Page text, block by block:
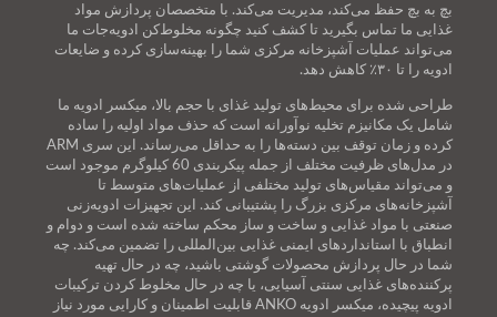
بچ به بچ حفظ می‌کند، مدیریت می‌کند. با متخصصان پردازش مواد
غذایی ما تماس بگیرید تا کشف کنید چگونه مخلوط‌کن ادویه‌جات ما
می‌تواند عملیات آشپزخانه مرکزی شما را بهینه‌سازی کرده و ضایعات
ادویه را تا ۳۰٪ کاهش دهد.
طراحی شده برای محیط‌های تولید غذای با حجم بالا، میکسر ادویه ما
شامل یک مکانیزم تخلیه نوآورانه است که حذف مواد اولیه را ساده
کرده و زمان توقف بین دسته‌ها را به حداقل می‌رساند. این سری ARM
در مدل‌های ظرفیت مختلف از جمله پیکربندی 60 کیلوگرم موجود است
و می‌تواند مقیاس‌های تولید مختلفی از عملیات‌های متوسط تا
آشپزخانه‌های مرکزی بزرگ را پشتیبانی کند. این تجهیزات ادویه‌زنی
صنعتی با مواد غذایی و ساخت و ساز محکم ساخته شده است و دوام و
انطباق با استانداردهای ایمنی غذایی بین‌المللی را تضمین می‌کند. چه
شما در حال پردازش محصولات گوشتی باشید، چه در حال تهیه
پرکننده‌های غذایی سنتی آسیایی، یا چه در حال مخلوط کردن ترکیبات
ادویه پیچیده، میکسر ادویه ANKO قابلیت اطمینان و کارایی مورد نیاز